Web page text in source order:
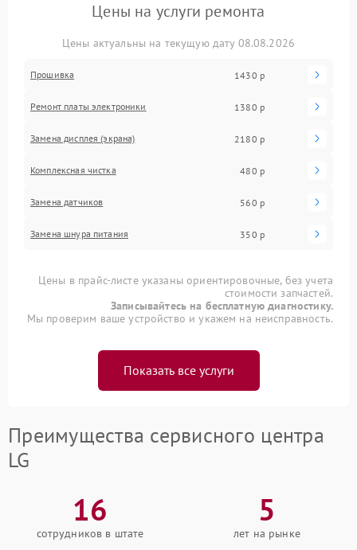
Цены на услуги ремонта
Цены актуальны на текущую дату 08.08.2026
Прошивка 1430 р
Ремонт платы электроники 1380 р
Замена дисплея (экрана) 2180 р
Комплексная чистка 480 р
Замена датчиков 560 р
Замена шнура питания 350 р
Цены в прайс-листе указаны ориентировочные, без учета
стоимости запчастей.
Записывайтесь на бесплатную диагностику.
Мы проверим ваше устройство и укажем на неисправность.
Показать все услуги
Преимущества сервисного центра
LG
16
сотрудников в штате
5
лет на рынке